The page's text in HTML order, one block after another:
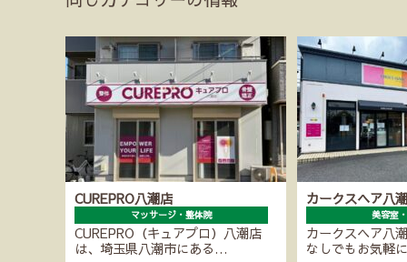
CUREPRO八潮店
マッサージ・整体院
CUREPRO（キュアプロ）八潮店
は、埼玉県八潮市にある…
カークスヘア八
美容室
カークスヘア八
なしでもお気軽